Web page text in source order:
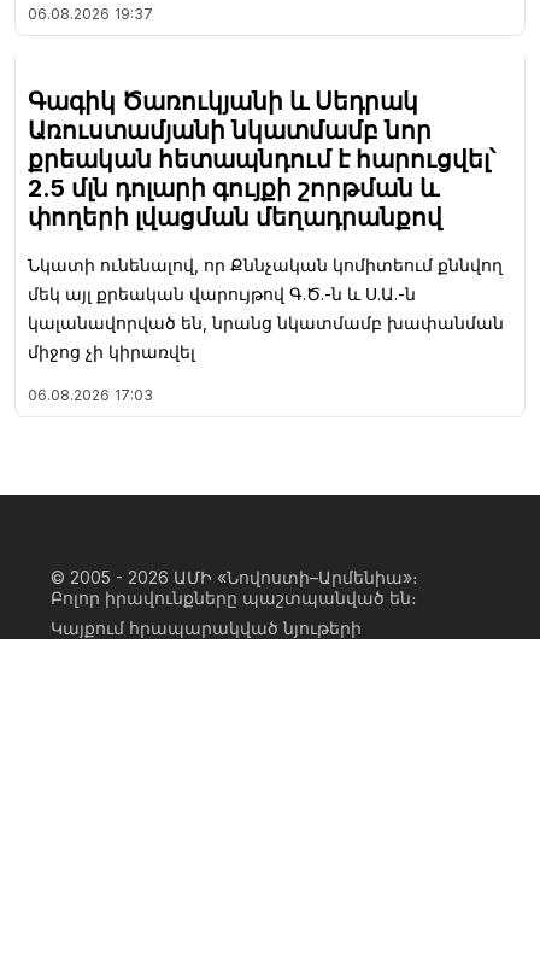
06.08.2026 19:37
Գագիկ Ծառուկյանի և Սեդրակ
Առուստամյանի նկատմամբ նոր
քրեական հետապնդում է հարուցվել՝
2.5 մլն դոլարի գույքի շորթման և
փողերի լվացման մեղադրանքով
Նկատի ունենալով, որ Քննչական կոմիտեում քննվող
մեկ այլ քրեական վարույթով Գ.Ծ.-ն և Ս.Ա.-ն
կալանավորված են, նրանց նկատմամբ խափանման
միջոց չի կիրառվել
06.08.2026 17:03
© 2005 - 2026 ԱՄԻ «Նովոստի–Արմենիա»։
Բոլոր իրավունքները պաշտպանված են։
Կայքում հրապարակված նյութերի